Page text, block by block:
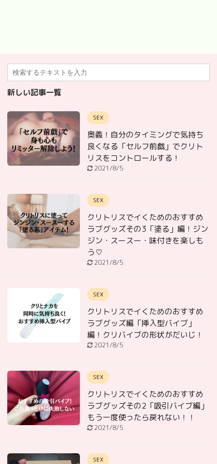
新しい記事一覧
SEX
奥義！自分のタイミングで気持ち
良くなる「セルフ前戯」でクリト
リスをコントロールする！
2021/8/5
SEX
クリトリスでイくためのおすすめ
ラブグッズその3「塗る」編！ジン
ジン・スースー・味付きを楽しも
う♡
2021/8/5
SEX
クリトリスでイくためのおすすめ
ラブグッズ編「挿入型バイブ」
編！クリバイブの形状がだいじ！
2021/8/5
SEX
クリトリスでイくためのおすすめ
ラブグッズその2「吸引バイブ編」
もう一度使ったら戻れない！！
2021/8/5
SEX